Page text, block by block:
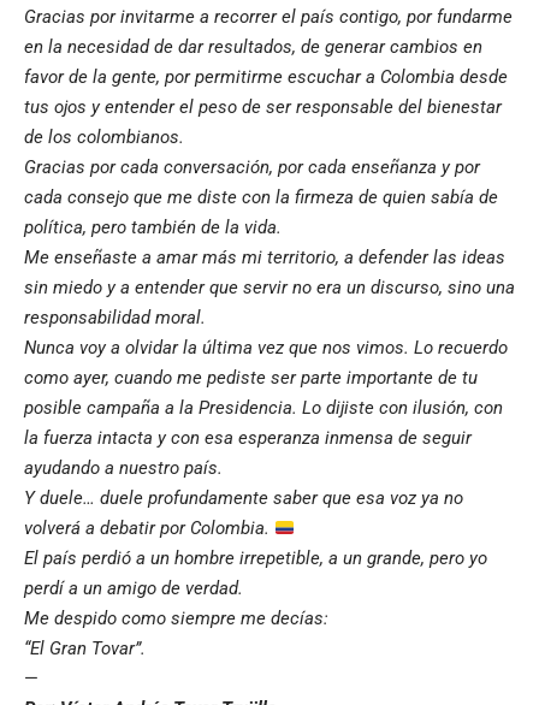
Gracias por invitarme a recorrer el país contigo, por fundarme
en la necesidad de dar resultados, de generar cambios en
favor de la gente, por permitirme escuchar a Colombia desde
tus ojos y entender el peso de ser responsable del bienestar
de los colombianos.
Gracias por cada conversación, por cada enseñanza y por
cada consejo que me diste con la firmeza de quien sabía de
política, pero también de la vida.
Me enseñaste a amar más mi territorio, a defender las ideas
sin miedo y a entender que servir no era un discurso, sino una
responsabilidad moral.
Nunca voy a olvidar la última vez que nos vimos. Lo recuerdo
como ayer, cuando me pediste ser parte importante de tu
posible campaña a la Presidencia. Lo dijiste con ilusión, con
la fuerza intacta y con esa esperanza inmensa de seguir
ayudando a nuestro país.
Y duele… duele profundamente saber que esa voz ya no
volverá a debatir por Colombia.
El país perdió a un hombre irrepetible, a un grande, pero yo
perdí a un amigo de verdad.
Me despido como siempre me decías:
“El Gran Tovar”.
—